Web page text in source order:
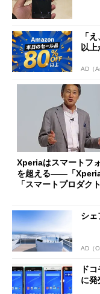
「
以
AD（
Xperiaはスマートフ
を超える――「Xperia
「スマートプロダク
シ
AD（
ド
に